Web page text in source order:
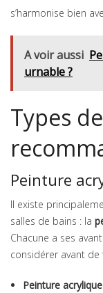
s’harmonise bien
A voir aussi
urnable ?
Types
Peinture
Il existe
salles de bains : la
Chacune a ses
considérer avant de
Peinture